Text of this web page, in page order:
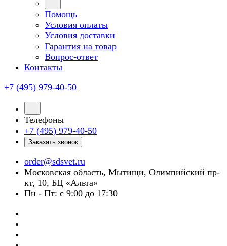
Помощь
Условия оплаты
Условия доставки
Гарантия на товар
Вопрос-ответ
Контакты
+7 (495) 979-40-50
Телефоны
+7 (495) 979-40-50
Заказать звонок
order@sdsvet.ru
Московская область, Мытищи, Олимпийский пр-
кт, 10, БЦ «Альта»
Пн - Пт: с 9:00 до 17:30